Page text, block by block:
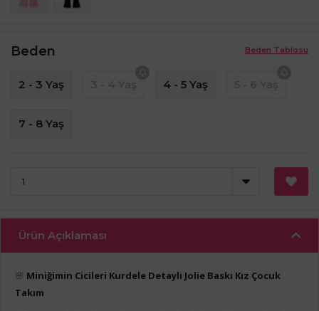
Beden Tablosu
Beden
2 - 3 Yaş 4 - 5 Yaş
7 - 8 Yaş
Ürün Açıklaması
🌸 Miniğimin Cicileri Kurdele Detaylı Jolie Baskı Kız Çocuk
Takım